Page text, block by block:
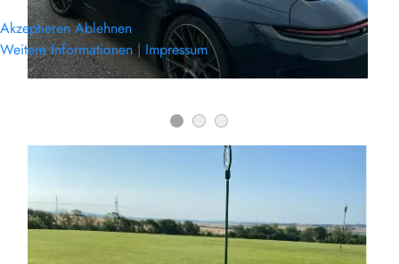
Akzeptieren Ablehnen
Weitere Informationen | Impressum